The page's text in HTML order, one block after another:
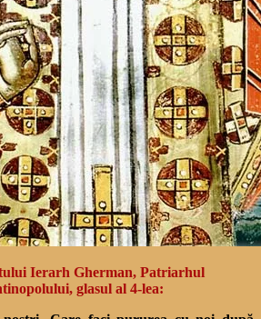
Ierarh Gherman, Patriarhul
glasul al 4-lea: